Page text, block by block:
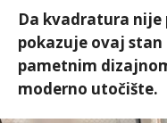
Da kvadratura nije
pokazuje ovaj
pametnim
moderno utočište.